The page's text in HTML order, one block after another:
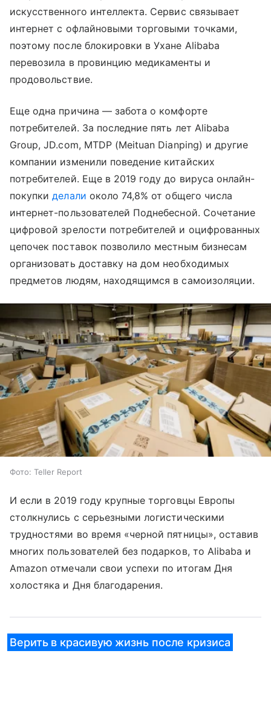
искусственного интеллекта. Сервис связывает
интернет с офлайновыми торговыми точками,
поэтому после блокировки в Ухане Alibaba
перевозила в провинцию медикаменты и
продовольствие.
Еще одна причина — забота о комфорте
потребителей. За последние пять лет Alibaba
Group, JD.com, MTDP (Meituan Dianping) и другие
компании изменили поведение китайских
потребителей. Еще в 2019 году до вируса онлайн-
покупкиделали около 74,8% от общего числа
интернет-пользователей Поднебесной. Сочетание
цифровой зрелости потребителей и оцифрованных
цепочек поставок позволило местным бизнесам
организовать доставку на дом необходимых
предметов людям, находящимся в самоизоляции.
Фото: Teller Report
И если в 2019 году крупные торговцы Европы
столкнулись с серьезными логистическими
трудностями во время «черной пятницы», оставив
многих пользователей без подарков, то Alibaba и
Amazon отмечали свои успехи по итогам Дня
холостяка и Дня благодарения.
Верить в красивую жизнь после кризиса